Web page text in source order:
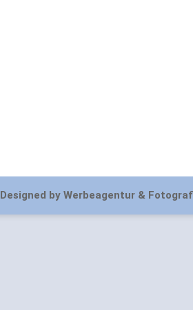
Designed by Werbeagentur &